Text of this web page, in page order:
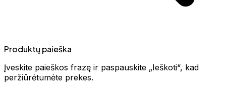
Produktų paieška
Įveskite paieškos frazę ir paspauskite „Ieškoti“, kad
peržiūrėtumėte prekes.